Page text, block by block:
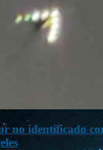
no identificado